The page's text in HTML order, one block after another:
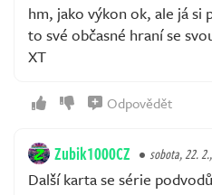
hm, jako výkon ok, ale já si
to své občasné hraní se
XT
Odpovědět
Zubik1000CZ sobota, 22.
Další karta se série